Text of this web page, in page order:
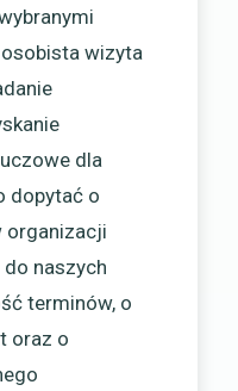
osobista wizyta
dla
dopytać o
organizacji
naszych
terminów, o
oraz o